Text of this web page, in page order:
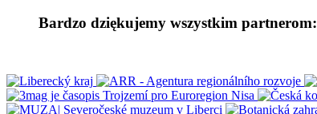
Bardzo dziękujemy wszystkim partnerom: